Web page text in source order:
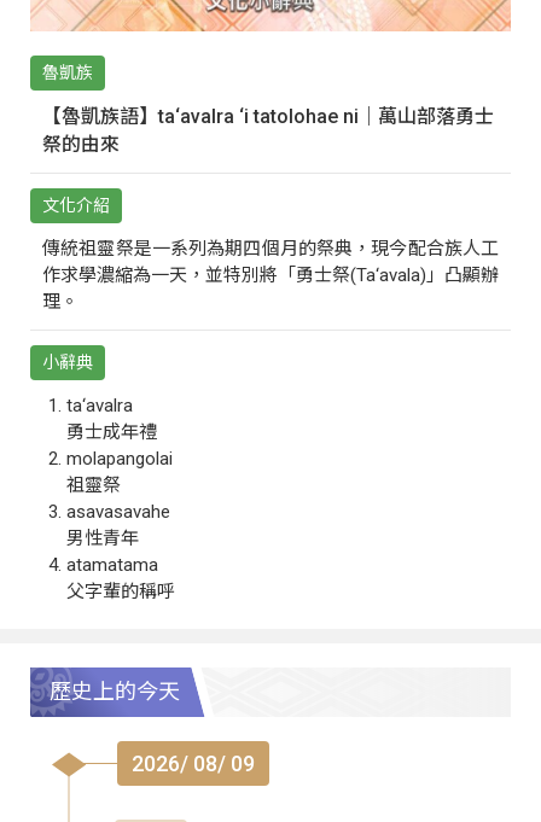
魯凱族
【魯凱族語】ta‘avalra ‘i tatolohae ni｜萬山部落勇士
祭的由來
文化介紹
傳統祖靈祭是一系列為期四個月的祭典，現今配合族人工
作求學濃縮為一天，並特別將「勇士祭(Ta‘avala)」凸顯辦
理。
小辭典
ta‘avalra
勇士成年禮
molapangolai
祖靈祭
asavasavahe
男性青年
atamatama
父字輩的稱呼
歷史上的今天
2026/ 08/ 09